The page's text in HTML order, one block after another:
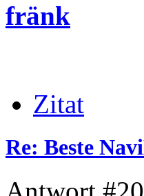
fränk
Zitat
Re: Beste